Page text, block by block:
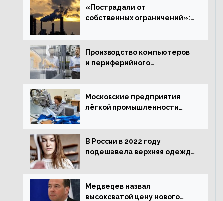
«Пострадали от
собственных ограничений»:
промышленности
Производство компьютеров
и периферийного
Московские предприятия
лёгкой промышленности
В России в 2022 году
подешевела верхняя одежда
Медведев назвал
высоковатой цену нового